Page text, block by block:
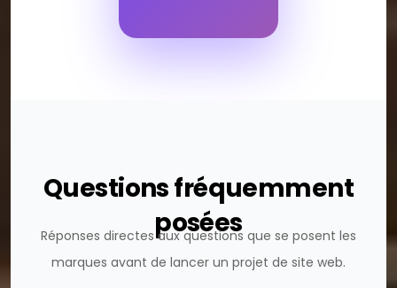
Questions fréquemment
posées
Réponses directes aux questions que se posent les
marques avant de lancer un projet de site web.